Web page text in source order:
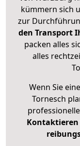
kümmern sich
zur
den Transport
packen alles
alles
Wenn Sie
Tornesch
Kontaktieren